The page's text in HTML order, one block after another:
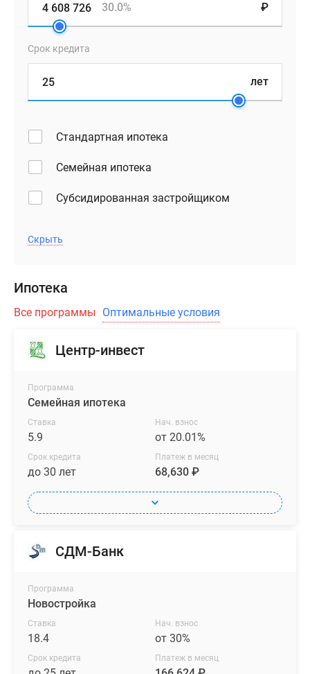
₽
30.0%
Срок кредита
лет
Стандартная ипотека
Семейная ипотека
Субсидированная застройщиком
Скрыть
Ипотека
Все программы Оптимальные условия
Центр-инвест
Программа
Семейная ипотека
Ставка
5.9
Нач. взнос
от 20.01%
Срок кредита
до 30 лет
Платеж в месяц
68,630 ₽
СДМ-Банк
Программа
Новостройка
Ставка
18.4
Нач. взнос
от 30%
Срок кредита Платеж в месяц